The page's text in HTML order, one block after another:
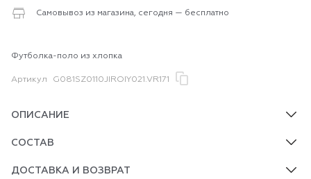
Самовывоз из магазина, сегодня — бесплатно
Футболка-поло из хлопка
Артикул G081SZ0110JIROIY021.VR171
ОПИСАНИЕ
СОСТАВ
ДОСТАВКА И ВОЗВРАТ